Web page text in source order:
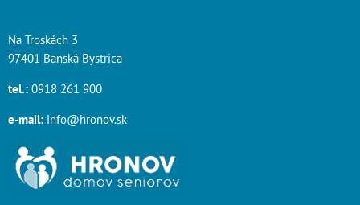
Na Troskách 3
97401 Banská Bystrica
tel.: 0918 261 900
e-mail: info@hronov.sk